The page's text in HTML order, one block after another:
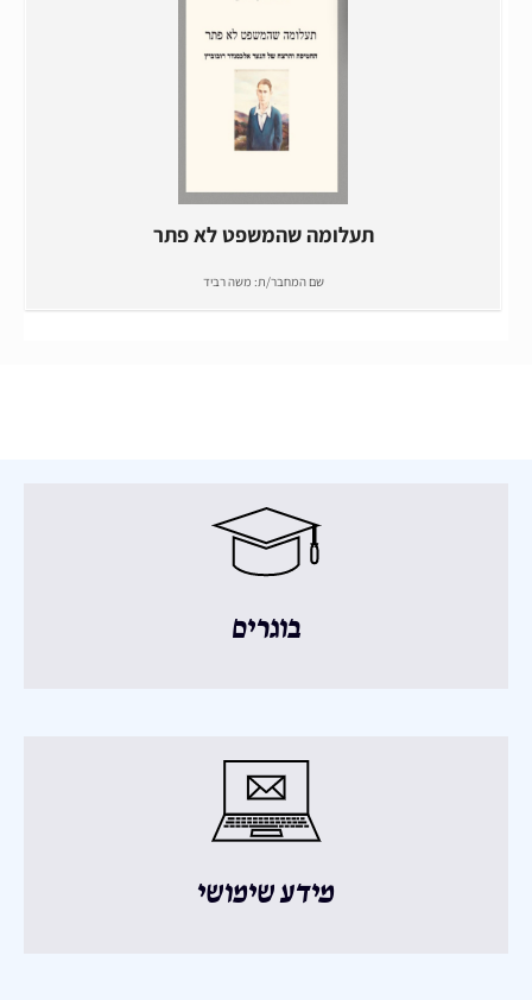
תעלומה שהמשפט לא פתר
שם המחבר/ת: משה רביד
בוגרים
מידע שימושי